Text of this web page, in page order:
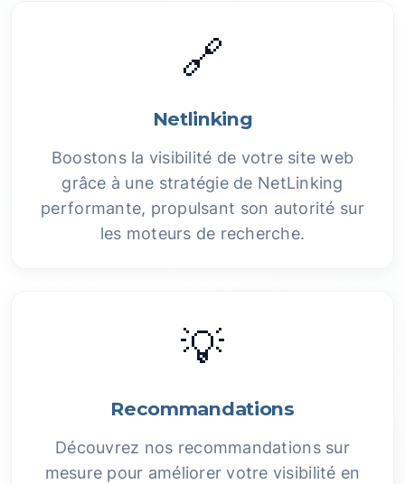
🔗
Netlinking
Boostons la visibilité de votre site web
grâce à une stratégie de NetLinking
performante, propulsant son autorité sur
les moteurs de recherche.
💡
Recommandations
Découvrez nos recommandations sur
mesure pour améliorer votre visibilité en